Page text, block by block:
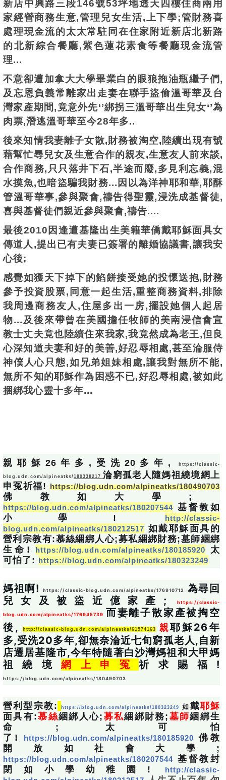
新店中興路三段146號53坪地透天四樓住商兩用
家經營商務生意,管理兒女生活,上下學;管財務喜
處理現金流的太太常駐同在住家附近新店北新路
的北新綜合餐廳,紫色蓮花素食等餐廳現金流管
理...
不意卻遭加拿大大學畢業白的眼狼拖油瓶繼子們,
及忘恩負義常離家出走妻在聯手盜偷溫哥華及台
灣家產期間,竟意外先‘’綁拐三溫哥華出生兒女‘’為
肉票,潛逃溫哥華至今28年多..
後來知情我妻離子女散,財務被淘空,陸續出現有號
藉幫忙尋兒女及生意合作的親友,生意友人前來談,
合作商務,只只落井下石,半途而廢,多見利忘義,混
水摸魚,也暗盜騙我財務...因以為洋神耶和華,耶酥
管溫哥華事,參與聚會,禱告得聖靈,浸洗成基督徒,
喜與基督徒們親近參與聚會,禱告....
最後2010因逢遭基隆出生美籍華僑戴耶穌面具女
傳道人,提出已有夫妻已簽署的離婚協議書,讓我安
心後;
感覺如獲天下掉下的餡餅接受她的投懷送抱,財務
參予投資股票,同意一起生活,重整商務資料,排除
我周邊商務友人,住屋多出一房,擺設她個人起居
物...及後來帶曾在美國擔任牧師的美南浸信會宣
教士丈夫竟也陸續住來我家,我竟然成為老王,但良
心深知道夫妻和好的美善,好忍辱相處,甚至淪服侍
神僕人心只態,如兄弟姐妹相處,讓我對無所不能,
無所不知的耶穌作為困惑不已,好忍辱相處,被如此
捆綁我心靈十多年...
親耶穌26年多,受洗20多年, https://classic-
blog.udn.com/alpineatks/180338217 淪窮孤老人隨媽祖繞境網上
申冤祈福! https://blog.udn.com/alpineatks/180490703
佛教如大學;
https://blog.udn.com/alpineatks/180207544 基督教如
小學!
http://classic-
blog.udn.com/alpineatks/180212517 如戴耶穌面具的
營利宗教有:慕絲綑綁人心;募私綑綁財務;墓師綑綁
生命!
https://blog.udn.com/alpineatks/180185920
太
可怕了: https://blog.udn.com/alpineatks/180323249
媽祖啊! https://classic-blog.udn.com/alpineatks/176910712
為尋回
兒女及被盜近億家產;
https://classic-
blog.udn.com/alpineatks/176945739 而妻離子散家產被掏空
後,
http://classic-blog.udn.com/alpineatks/61574163 親耶穌26年
多,受洗20多年,卻無奈淪近七旬窮孤老人,自新
店遷居基隆市,今年特隨著白沙灣媽祖和大甲媽
祖繞境網上申冤
https://blog.udn.com/alpineatks/180490703
營利型宗教: https://blog.udn.com/alpineatks/180323249 如 戴耶穌
面具有:慕絲綑綁人心; 募私綑綁財務; 墓師綑綁生
命;
太可怕
了!
https://blog.udn.com/alpineatks/180185920
佛教
https://blog.udn.com/alpineatks/180207544 基督教封
閉如小學幼稚園!
http://classic-